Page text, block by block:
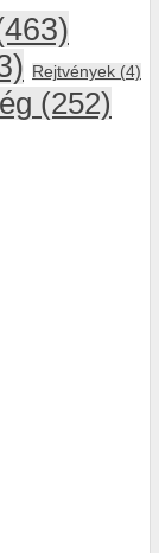
Rejtvények (4)
(252)